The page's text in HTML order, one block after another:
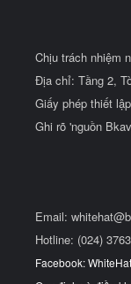
Chịu trách nhiệm
Địa chỉ: Tầng 2,
Giấy phép thiết
Ghi rõ 'nguồn
Email:
Hotline: (024)
Facebook: WhiteHat